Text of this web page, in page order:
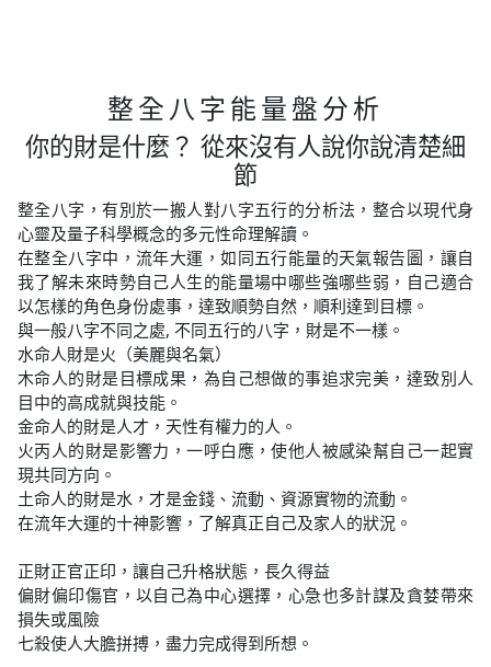
整全八字能量盤分析
你的財是什麼？ 從來沒有人說你說清楚細
節
整全八字，有別於一搬人對八字五行的分析法，整合以現代身
心靈及量子科學概念的多元性命理解讀。
在整全八字中，流年大運，如同五行能量的天氣報告圖，讓自
我了解未來時勢自己人生的能量場中哪些強哪些弱，自己適合
以怎樣的角色身份處事，達致順勢自然，順利達到目標。
與一般八字不同之處, 不同五行的八字，財是不一樣。
水命人財是火（美麗與名氣）
木命人的財是目標成果，為自己想做的事追求完美，達致別人
目中的高成就與技能。
金命人的財是人才，天性有權力的人。
火丙人的財是影響力，一呼白應，使他人被感染幫自己一起實
現共同方向。
土命人的財是水，才是金錢、流動、資源實物的流動。
在流年大運的十神影響，了解真正自己及家人的狀況。
正財正官正印，讓自己升格狀態，長久得益
偏財偏印傷官，以自己為中心選擇，心急也多計謀及貪婪帶來
損失或風險
七殺使人大膽拼搏，盡力完成得到所想。